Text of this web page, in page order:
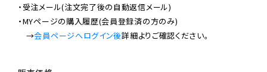
・受注メール(注文完了後の自動返信メール)
・MYページの購入履歴(会員登録済の方のみ)
→会員ページへログイン後